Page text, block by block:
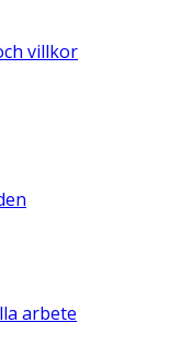
villkor
arbete